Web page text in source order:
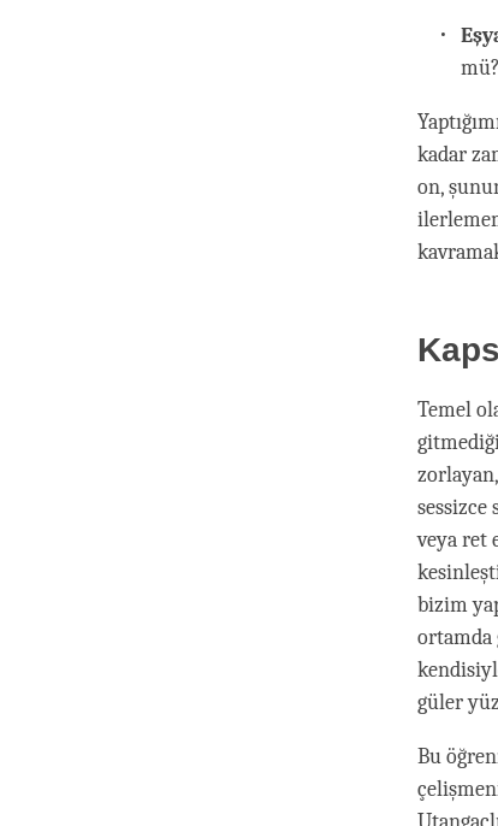
mü?
kadar
on,
Temel
sessizce
veya ret
bizim
güler
Bu